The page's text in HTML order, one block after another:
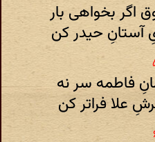
اگر بخواهی بار
آستانِ حیدر کن
فاطمه سر نه
علا فراتر کن